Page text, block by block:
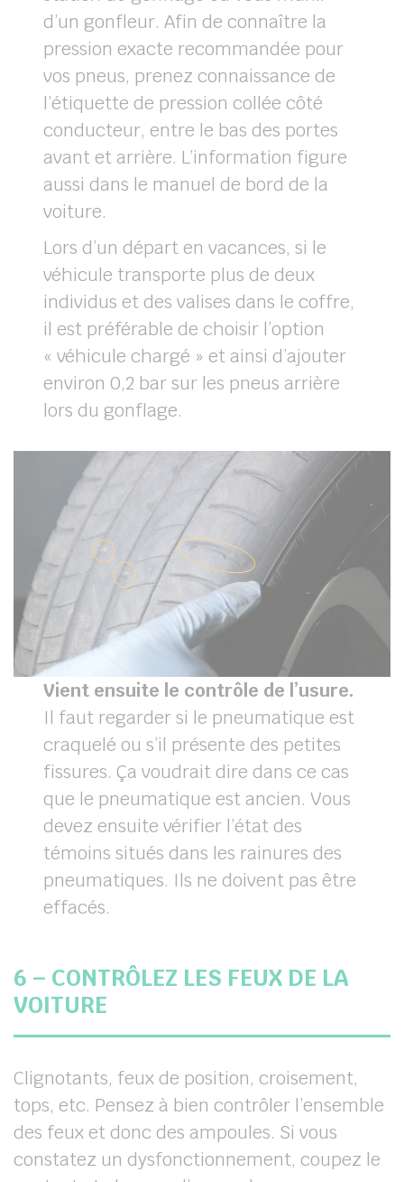
d’un gonfleur. Afin de connaître la
pression exacte recommandée pour
vos pneus, prenez connaissance de
l’étiquette de pression collée côté
conducteur, entre le bas des portes
avant et arrière. L’information figure
aussi dans le manuel de bord de la
voiture.
Lors d’un départ en vacances, si le
véhicule transporte plus de deux
individus et des valises dans le coffre,
il est préférable de choisir l’option
« véhicule chargé » et ainsi d’ajouter
environ 0,2 bar sur les pneus arrière
lors du gonflage.
Vient ensuite le contrôle de l’usure.
Il faut regarder si le pneumatique est
craquelé ou s’il présente des petites
fissures. Ça voudrait dire dans ce cas
que le pneumatique est ancien. Vous
devez ensuite vérifier l’état des
témoins situés dans les rainures des
pneumatiques. Ils ne doivent pas être
effacés.
6 – CONTRÔLEZ LES FEUX DE LA
VOITURE
Clignotants, feux de position, croisement,
tops, etc. Pensez à bien contrôler l’ensemble
des feux et donc des ampoules. Si vous
constatez un dysfonctionnement, coupez le